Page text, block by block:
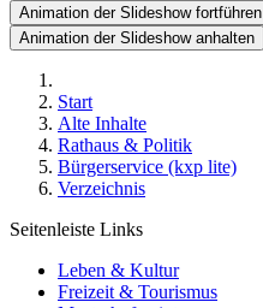
Animation der Slideshow fortführen
Animation der Slideshow anhalten
Start
Alte Inhalte
Rathaus & Politik
Bürgerservice (kxp lite)
Verzeichnis
Seitenleiste Links
Leben & Kultur
Freizeit & Tourismus